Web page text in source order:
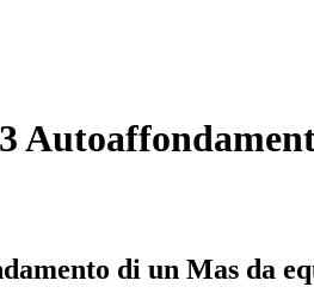
di un Mas da